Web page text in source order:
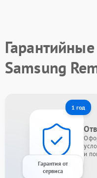
Samsung
1 год
Гарантия от
сервиса
и